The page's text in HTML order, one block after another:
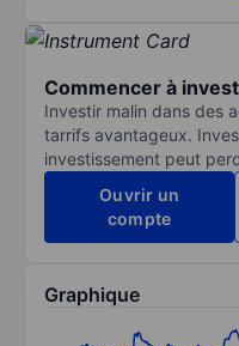
Commencer à
Investir malin dans des
tarrifs avantageux.
investissement peut
Ouvrir un
compte
Graphique